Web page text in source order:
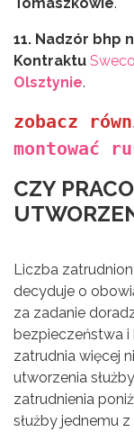
11. Nadzór bhp
Kontraktu Sweco
Olsztynie.
zobacz
montować
CZY
Liczba
decyduje o
za zadanie
bezpieczeństwa i
zatrudnia więcej
utworzenia
zatrudnienia
służby jednemu